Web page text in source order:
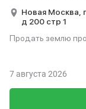
Новая Москва,
д 200 стр 1
Продать землю
7 августа 2026